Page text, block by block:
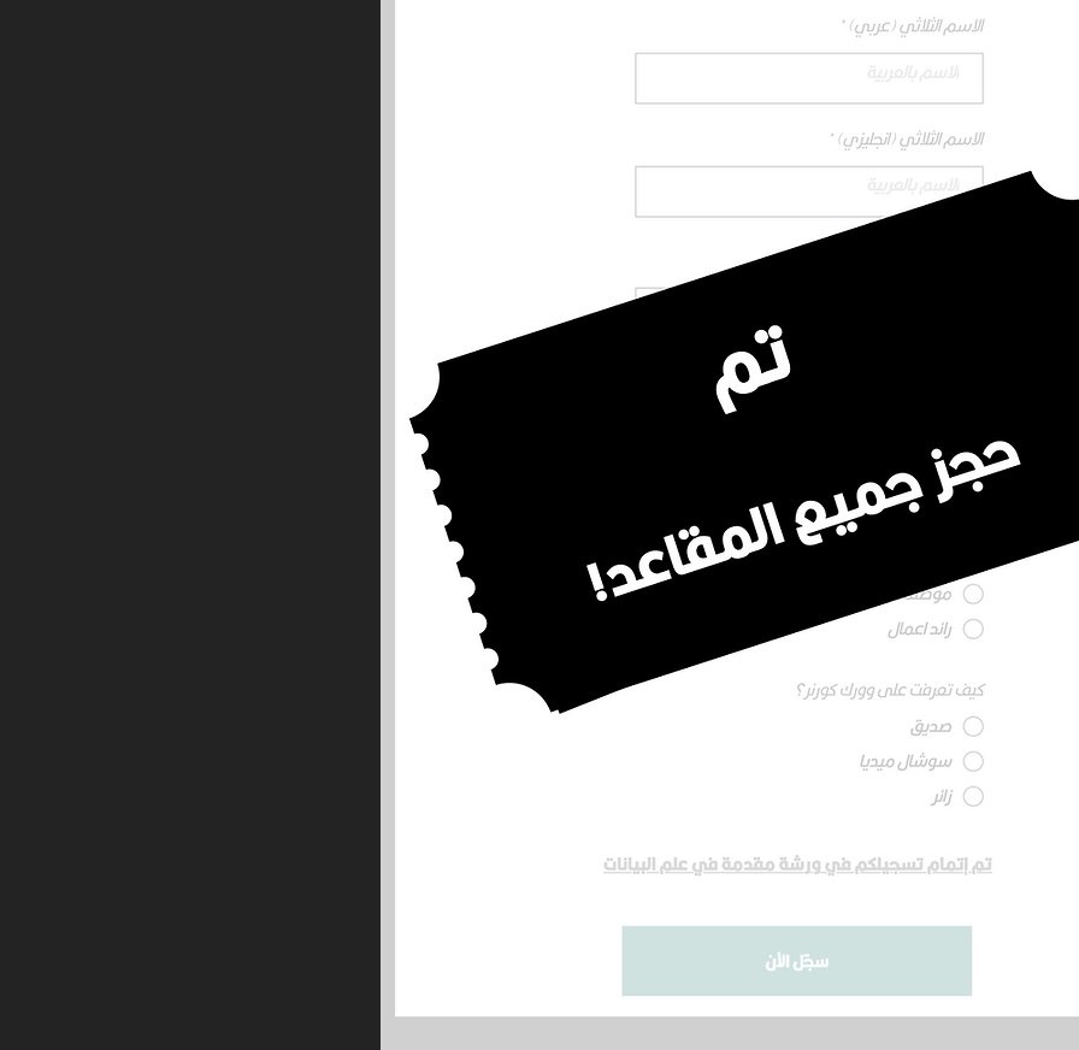
الاسم الثلاثي (انجليزي)
رقم التواصل
طالب
موظف قطاع حكومي
موظف قطاع خاص
كيف تعرفت على وورك كورنر؟
صديق
سوشال ميديا